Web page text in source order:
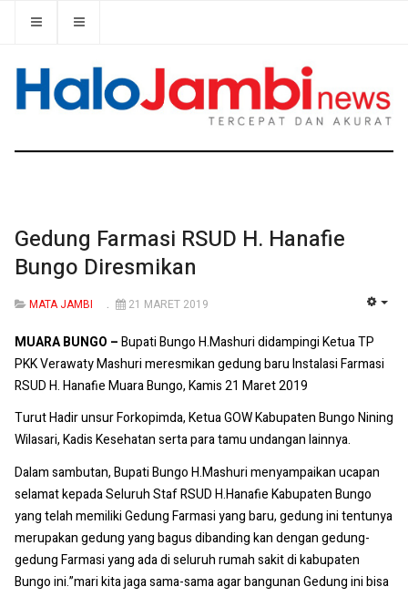
Gedung Farmasi RSUD H. Hanafie
Bungo Diresmikan
MATA JAMBI 21 MARET 2019
MUARA BUNGO –Bupati Bungo H.Mashuri didampingi Ketua TP
PKK Verawaty Mashuri meresmikan gedung baru Instalasi Farmasi
RSUD H. Hanafie Muara Bungo, Kamis 21 Maret 2019
Turut Hadir unsur Forkopimda, Ketua GOW Kabupaten Bungo Nining
Wilasari, Kadis Kesehatan serta para tamu undangan lainnya.
Dalam sambutan, Bupati Bungo H.Mashuri menyampaikan ucapan
selamat kepada Seluruh Staf RSUD H.Hanafie Kabupaten Bungo
yang telah memiliki Gedung Farmasi yang baru, gedung ini tentunya
merupakan gedung yang bagus dibanding kan dengan gedung-
gedung Farmasi yang ada di seluruh rumah sakit di kabupaten
Bungo ini.”mari kita jaga sama-sama agar bangunan Gedung ini bisa